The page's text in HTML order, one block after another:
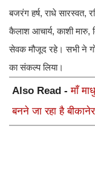
बजरंग हर्ष, राधे सारस्वत,
कैलाश आचार्य, काशी मारु,
सेवक मौजूद रहे। सभी ने
का संकल्प लिया।
Also Read -माँ
बनने जा रहा है